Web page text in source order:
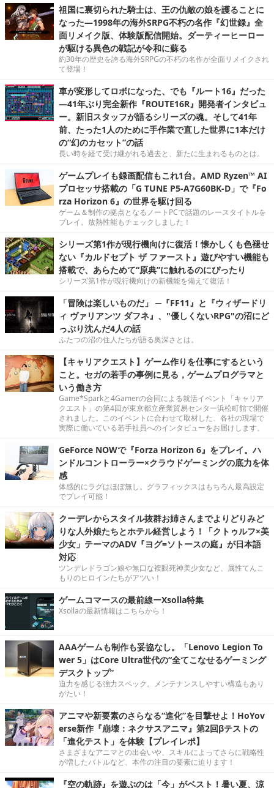
祖国に裏切られた騎士は、王の仇敵の娘を護ることに
なった―1998年の海外SRPG不朽の名作『幻世録』全
面リメイク版、体験版配信開始。ダーティーヒーロー
が駆ける異色の戦記が令和に蘇る
約30年の歴史を誇る海外SRPGの不朽の名作が全面リメイクされ
て登場！
車が変形してロボになった、でも『ルート16』だった
―41年ぶり完全新作『ROUTE16R』開発者インタビュ
ー。新旧スタッフが語るシリーズの魂。そして41年
前、たった1人のために手作業で直した世界に1本だけ
の“幻のカセット”の話
長い時を経て受け継がれる過去と、新たに生まれるものとは。
ゲームプレイも録画配信もこれ1台。AMD Ryzen™ AI
プロセッサ搭載の「G TUNE P5-A7G60BK-D」で『Fo
rza Horizon 6』の世界を駆け回る
ゲーム＆制作の拠点となるノートPCで話題のレースタイトルを
プレイ。放熱性能もチェックしました！
シリーズ第1作が現行機向けに復活！懐かしくも色褪せ
ない『カルドセプト ザ ファースト』遊びやすい機能も
搭載で、あらためて“原典”に触れるのにぴったり
シリーズ第1作が現行機向けの新機能を備えて復活！
「冒険は楽しいものだ」 ─『FF11』と『ウィザードリ
ィ ヴァリアンツ ダフネ』、"優しくないRPG"の沼にど
っぷり沈んだ4人の話
ふたつの沼の住人たちが語る奥深さとは。
【キャリアクエスト】ゲーム作りを仕事にするという
こと。セガの若手の事例に見る，ゲームプログラマと
いう働き方
Game*Sparkと4Gamerの合同による就活イベント「キャリア
クエスト」の第4回が東京都立産業貿易センター浜松町館で開催
されました。このイベントに合わせて取材した、各社の現場で
実際に働いている若手社員へのインタビューをお届けします。
GeForce NOWで『Forza Horizon 6』をプレイ。ハ
ンドルコントローラー×クラウドゲーミングの底力を体
感
体感的にラグはほぼ無し。グラフィックスはもちろん最高設定
でプレイ可能！
クーデレからスタイル抜群お姉さんまでよりどりみど
りな人外娘たちとホテル経営しよう！「クトゥルフ×美
少女」テーマのADV『ヨグ=ソトースの庭』が日本語
対応
ツンデレドラゴン娘や無口な複眼死神美少女など、属性てんこ
もりのヒロインたちがアツい！
ゲームコマースの最前線ーXsolla特集
Xsollaの最新情報はこちらから！
AAAゲームも制作も妥協なし。「Lenovo Legion To
wer 5」はCore Ultra世代の“全てこなせるゲーミング
デスクトップ”
迫力を感じる強力スペック。メンテナンスしやすい構造もあり
がたい！
アニマや新要素のさらなる“進化”を目撃せよ！HoYov
erse新作『崩壊：ネクサスアニマ』第2回βテストの
「進化テスト」を体験【プレイレポ】
さまざまなアニマとの出会いや、スキルによってさらに戦略性
が増したバトルなど、本作の注目の要素に迫ります！
『空の軌跡』を遊ぶのは「今」がベスト！暑い夏、涼